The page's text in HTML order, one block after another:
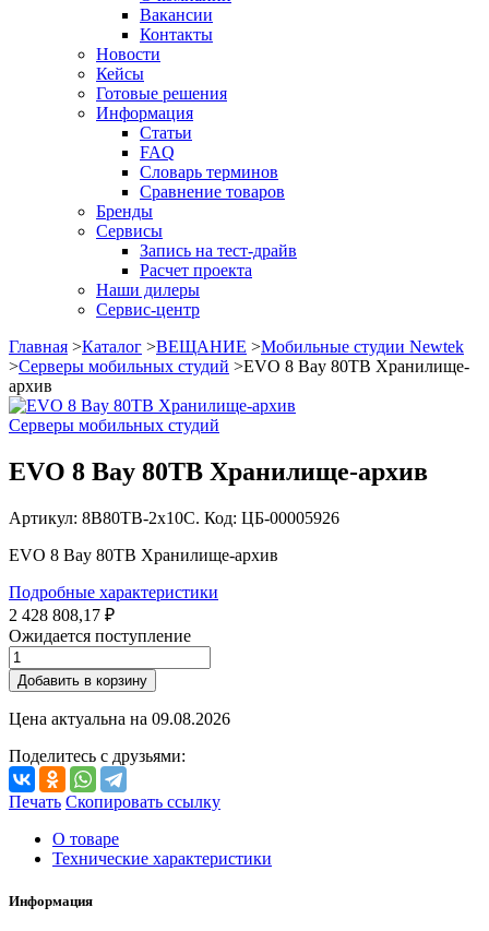
Вакансии
Контакты
Новости
Кейсы
Готовые решения
Информация
Статьи
FAQ
Словарь терминов
Сравнение товаров
Бренды
Сервисы
Запись на тест-драйв
Расчет проекта
Наши дилеры
Сервис-центр
Главная >Каталог >ВЕЩАНИЕ >Мобильные студии Newtek
>Серверы мобильных студий >EVO 8 Bay 80TB Хранилище-
архив
Серверы мобильных студий
EVO 8 Bay 80TB Хранилище-архив
Артикул: 8B80TB-2x10C. Код: ЦБ-00005926
EVO 8 Bay 80TB Хранилище-архив
Подробные характеристики
2 428 808,17 ₽
Ожидается поступление
Добавить в корзину
Цена актуальна на 09.08.2026
Поделитесь с друзьями:
Печать Скопировать ссылку
О товаре
Технические характеристики
Информация